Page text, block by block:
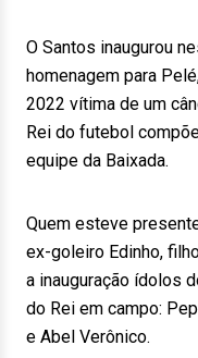
O Santos inaugurou
homenagem para
2022 vítima de um
Rei do futebol
equipe da Baixada.
Quem esteve
ex-goleiro Edinho,
a inauguração ídolos
do Rei em campo:
e Abel Verônico.